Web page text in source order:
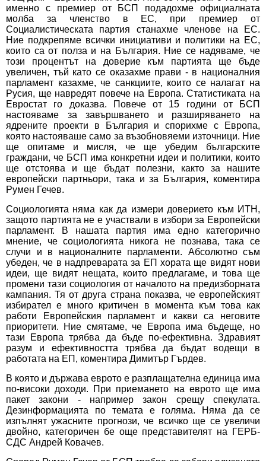
именно с премиер от БСП подадохме официалната
молба за членство в ЕС, при премиер от
Социалистическата партия станахме членове на ЕС.
Ние подкрепяме всички инициативи и политики на ЕС,
които са от полза и на България. Ние се надяваме, че
този процентът на доверие към партията ще бъде
увеличен, тъй като се оказахме прави - в националния
парламент казахме, че санкциите, които се налагат на
Русия, ще навредят повече на Европа. Статистиката на
Евростат го доказва. Повече от 15 години от БСП
настояваме за завършването и разширяването на
ядрените проекти в България и спорихме с Европа,
която настояваше само за възобновяеми източници. Ние
ще опитаме и мисля, че ще убедим българските
граждани, че БСП има конкретни идеи и политики, които
ще отстоява и ще бъдат полезни, както за нашите
европейски партньори, така и за България, коментира
Румен Гечев.
Социологията няма как да измери доверието към ИТН,
защото партията не е участвали в избори за Европейски
парламент. В нашата партия има едно категорично
мнение, че социологията никога не познава, така се
случи и в националните парламенти. Абсолютно съм
убеден, че в надпреварата за ЕП хората ще видят нови
идеи, ще видят нещата, които предлагаме, и това ще
промени тази социология от началото на предизборната
кампания. Тя от друга страна показва, че европейският
избирател е много критичен в момента към това как
работи Европейския парламент и какви са неговите
приоритети. Ние смятаме, че Европа има бъдеще, но
тази Европа трябва да бъде по-ефективна. Здравият
разум и ефективността трябва да бъдат водещи в
работата на ЕП, коментира Димитър Гърдев.
В която и държава еврото е разплащателна единица има
по-високи доходи. При приемането на еврото ще има
пакет закони - например закон срещу спекулата.
Дезинформацията по темата е голяма. Няма да се
изпълнят ужасните прогнози, че всичко ще се увеличи
двойно, категоричен бе още представителят на ГЕРБ-
СДС Андрей Ковачев.